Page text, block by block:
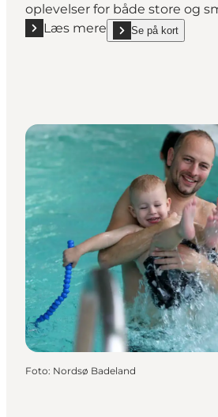
oplevelser for både store og
Læs mere
Læs mere "Hvidbjerg Strand
Se på kort
show Hvidbjerg
Foto: Nordsø Badeland